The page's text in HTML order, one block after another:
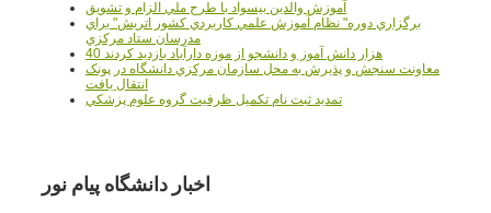
آموزش والدين بيسواد با طرح ملي الزام و تشويق
برگزاري دوره" نظام آموزش علمي كاربردي كشور اتريش" براي
مدرسان ستاد مرکزي
40 هزار دانش آموز و دانشجو از موزه دارآباد بازديد کردند
معاونت سنجش و پذيرش به محل سازمان مرکزي دانشگاه در پونک
انتقال يافت
تمديد ثبت نام تکميل ظرفيت گروه علوم پزشکي
اخبار دانشگاه پیام نور